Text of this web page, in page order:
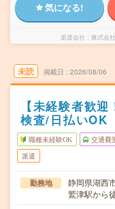
気になる!
派遣会社 株式会
未読 掲載日 2026/08/06
【未経験者歓
検査/日払いOK
職種未経験OK 交通費
派遣
勤務地
静岡県湖西
鷲津駅から